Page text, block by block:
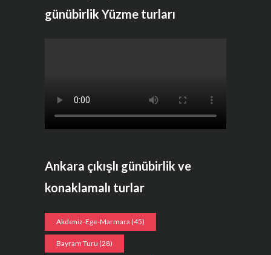
günübirlik Yüzme turları
Ankara çıkışlı günübirlik ve
konaklamalı turlar
Akdeniz-Ege-Marmara (45)
Bayram Turu (28)